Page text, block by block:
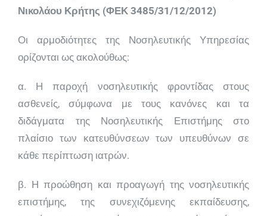
Νικολάου Κρήτης (ΦΕΚ 3485/31/12/2012)
Οι αρμοδιότητες της Νοσηλευτικής Υπηρεσίας
ορίζονται ως ακολούθως:
α. Η παροχή νοσηλευτικής φροντίδας στους
ασθενείς, σύμφωνα με τους κανόνες και τα
διδάγματα της Νοσηλευτικής Επιστήμης στο
πλαίσιο των κατευθύνσεων των υπευθύνων σε
κάθε περίπτωση ιατρών.
β. Η προώθηση και προαγωγή της νοσηλευτικής
επιστήμης, της συνεχιζόμενης εκπαίδευσης,